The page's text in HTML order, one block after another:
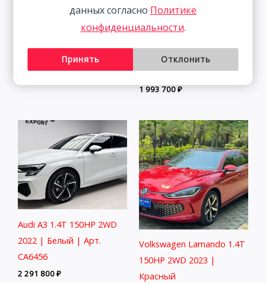
150HP 2WD 2023 | Белый
2 313 800₽
150HP 2WD 2022 | Белый
| Арт. CA3962
1 993 700₽
Audi A3 1.4T 150HP 2WD
2022 | Белый | Арт.
CA6456
2 291 800₽
Volkswagen Lamando 1.4T
150HP 2WD 2023 |
Красный
данных согласно Политике
конфиденциальности.
Принять Отклонить